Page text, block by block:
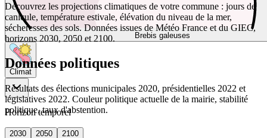
Brebis galeuses
Climat
Horizon temporel
2030 2050
2100
Découvrez les projections climatiques de votre commune : jours de
canicule, température estivale, élévation du niveau de la mer,
sécheresses des sols. Données issues de Météo France et du GIEC,
horizons 2030, 2050 et 2100.
Données politiques
Résultats des élections municipales 2020, présidentielles 2022 et
législatives 2022. Couleur politique actuelle de la mairie, stabilité
politique, taux d'abstention.